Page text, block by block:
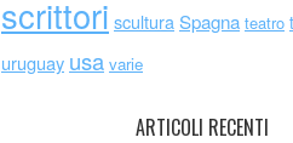
scrittori scultura Spagna teatro
uruguay usa varie
ARTICOLI RECENTI